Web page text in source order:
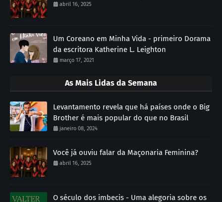
abril 16, 2025
Um Coreano em Minha Vida - primeiro Dorama
da escritora Katherine L. Leighton
março 17, 2021
As Mais Lidas da Semana
Levantamento revela que há países onde o Big
Brother é mais popular do que no Brasil
janeiro 08, 2024
Você já ouviu falar da Maçonaria Feminina?
abril 16, 2025
O século dos imbecis - Uma alegoria sobre os